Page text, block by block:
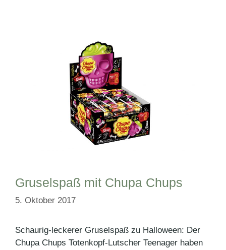
Gruselspaß mit Chupa Chups
5. Oktober 2017
Schaurig-leckerer Gruselspaß zu Halloween: Der
Chupa Chups Totenkopf-Lutscher Teenager haben